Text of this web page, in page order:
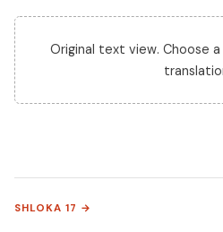
Original text view. Choose
SHLOKA 17 →